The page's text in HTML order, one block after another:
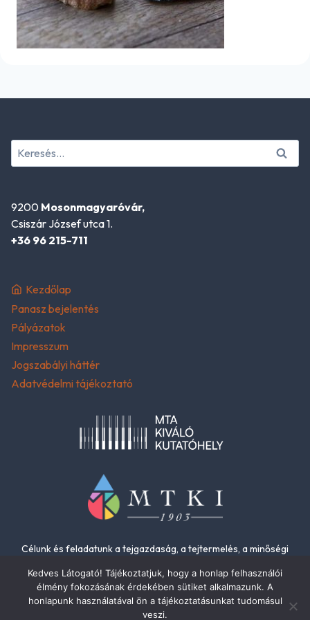
Keresés:
9200 Mosonmagyaróvár,
Csiszár József utca 1.
+36 96 215-711
Kezdőlap
Panasz bejelentés
Pályázatok
Impresszum
Jogszabályi háttér
Adatvédelmi tájékoztató
Célunk és feladatunk a tejgazdaság, a tejtermelés, a minőségi
Kedves Látogató! Tájékoztatjuk, hogy a honlap felhasználói
élmény fokozásának érdekében sütiket alkalmazunk. A
honlapunk használatával ön a tájékoztatásunkat tudomásul
veszi.